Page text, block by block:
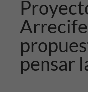
pensar